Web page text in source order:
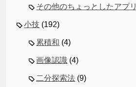
その他のちょっとしたアプリ
小技 (192)
累積和 (4)
画像認識 (4)
二分探索法 (9)